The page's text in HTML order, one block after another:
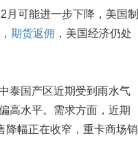
可能进一步下降，美国制
期货返佣 ，美国经济仍处
国产区近期受到雨水气
高水平。需求方面，近期
降幅正在收窄，重卡商场销